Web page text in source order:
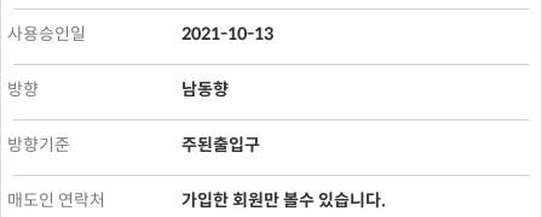
사용승인일 2021-10-13
방향 남동향
방향기준 주된출입구
매도인 연락처 가입한 회원만 볼수 있습니다.